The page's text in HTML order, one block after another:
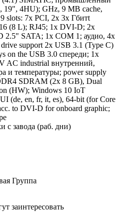
4HU); GHz, 9 MB cache,
slots: 7x PCI, 2x 3x Гбитt
(8 L); RJ45; 1x DVI-D; 2x
2.5" SATA; 1x COM 1; аудио, 4x
support 2x USB 3.1 (Type C)
on the USB 3.0 спереди; 1x
AC industrial внутренний,
и температуры; power supply
SDRAM (2x 8 GB), Dual
(HW); Windows 10 IoT
(de, en, fr, it, es), 64-bit (for Core
to DVI-D for onboard graphic;
с завода (раб. дни)
Группа
заинтересовать